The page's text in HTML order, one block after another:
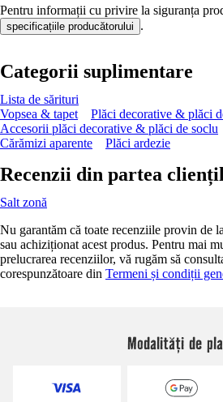
Pentru informații cu privire la siguranța
specificațiile producătorului .
Categorii suplimentare
Lista de sărituri
Vopsea & tapet
Plăci decorative & plăci
Accesorii plăci decorative & plăci de soclu
Cărămizi aparente
Plăci ardezie
Recenzii din partea
Salt zonă
Nu garantăm că toate recenziile provin de
sau achiziționat acest produs. Pentru mai
prelucrarea recenziilor, vă rugăm să
corespunzătoare din Termeni și condiții
Modalități de